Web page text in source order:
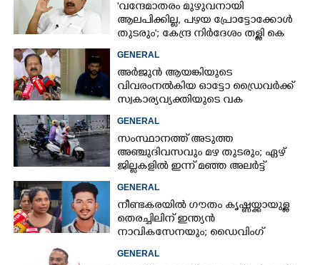
'വന്ദേമാതരം മുഴുവനായി
ആലപിക്കില്ല, പഴയ പ്രോട്ടോക്കോൾ
തുടരും'; കേന്ദ്ര നിർദേശം തള്ളി കെ
മുരളീധരൻ
GENERAL
അർജുൻ ആയങ്കിയുടെ
വിവരംനൽകിയ ഓട്ടോ ഡ്രൈവർക്ക്
സ്വകാര്യവ്യക്തിയുടെ വക
പാരിതോഷികം: മന്ത്രി രമേശ്
ചെന്നിത്തല
GENERAL
സംസ്ഥാനത്ത് അടുത്ത
അ‌ഞ്ചുദിവസവും മഴ തുടരും; ഏഴ്
ജില്ലകളിൽ ഇന്ന് മഞ്ഞ അലർട്ട്
GENERAL
നീണ്ടകരയിൽ ഗൗതം കൃഷ്ണയ്ക്കായുള്ള
തെരച്ചിലിന് ഇന്ത്യൻ
നാവികസേനയും; ഡൈവിംഗ്
ആരംഭിച്ചു
GENERAL